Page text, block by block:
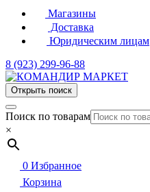
Магазины
Доставка
Юридическим лицам
8 (923) 299-96-88
Открыть поиск
Поиск по товарам
×
0 Избранное
Корзина